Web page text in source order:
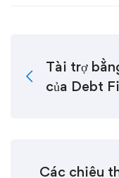
Tài trợ
của Debt
Các chiêu